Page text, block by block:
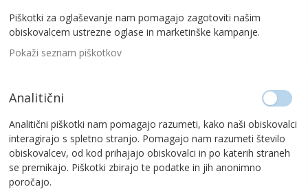
Piškotki za oglaševanje nam pomagajo zagotoviti našim
obiskovalcem ustrezne oglase in marketinške kampanje.
Pokaži seznam piškotkov
Analitični
Analitični piškotki nam pomagajo razumeti, kako naši obiskovalci
interagirajo s spletno stranjo. Pomagajo nam razumeti število
obiskovalcev, od kod prihajajo obiskovalci in po katerih straneh
se premikajo. Piškotki zbirajo te podatke in jih anonimno
poročajo.